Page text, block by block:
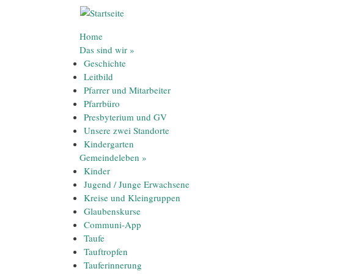
Home
Das sind wir»
Geschichte
Leitbild
Pfarrer und Mitarbeiter
Pfarrbüro
Presbyterium und GV
Unsere zwei Standorte
Kindergarten
Gemeindeleben »
Kinder
Jugend / Junge Erwachsene
Kreise und Kleingruppen
Glaubenskurse
Communi-App
Taufe
Tauftropfen
Tauferinnerung